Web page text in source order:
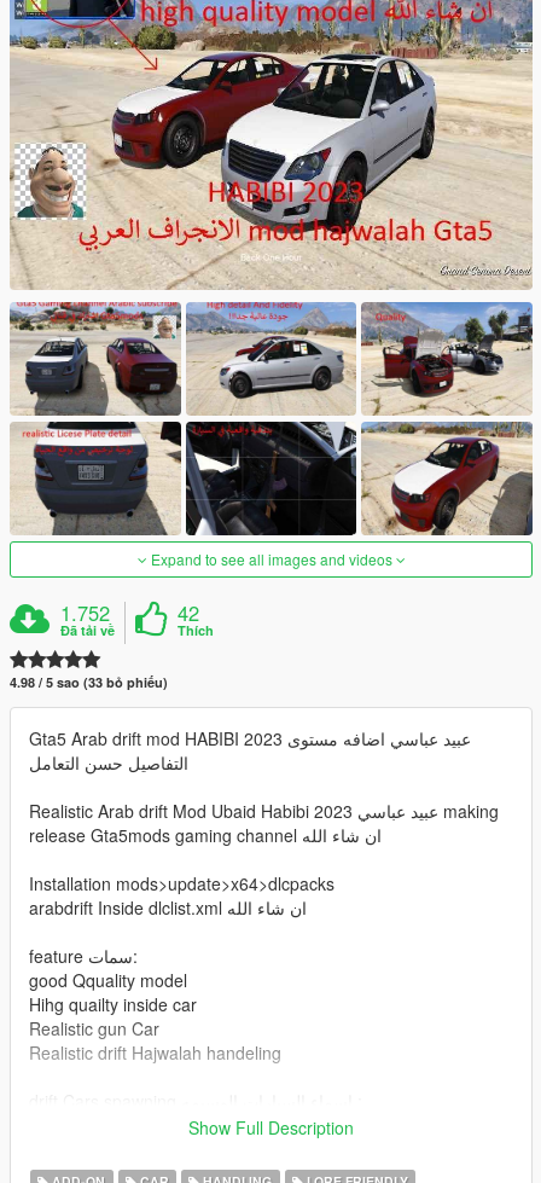
Expand to see all images and videos
1.752
Đã tải về
42
Thích
4.98 / 5 sao (33 bỏ phiếu)
Gta5 Arab drift mod HABIBI 2023 عبيد عباسي اضافه مستوى
التفاصيل حسن التعامل
Realistic Arab drift Mod Ubaid Habibi عبيد عباسي 2023 making
release Gta5mods gaming channel ان شاء الله
Installation mods>update>x64>dlcpacks
arabdrift Inside dlclist.xml ان شاء الله
feature سمات:
good Qquality model
Hihg quailty inside car
Realistic gun Car
Realistic drift Hajwalah handeling
Show Full Description